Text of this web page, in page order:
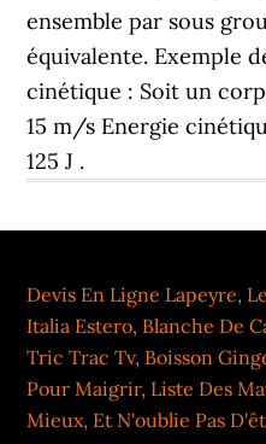
Devis En Ligne Lapeyre,
Italia Estero, Blanche De
Tric Trac Tv, Boisson
Pour Maigrir, Liste Des
Mieux, Et N'oublie Pas